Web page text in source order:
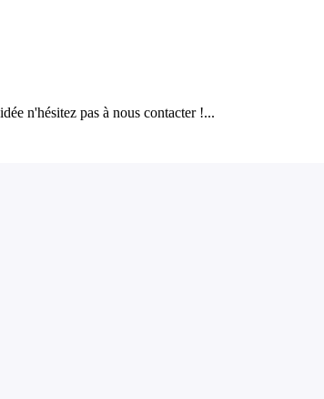
n'hésitez pas à nous contacter !...